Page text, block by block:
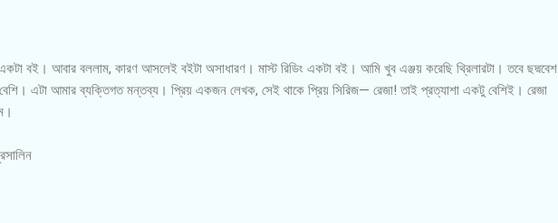
একটা বই। আবার বললাম, কারণ আসলেই বইটা অসাধারণ। মাস্ট রিডিং একটা বই। আমি খুব এঞ্জয় করেছি থ্রিলারটা। তবে ছদ্মবেশ
এটা আমার ব্যক্তিগত মন্তব্য। প্রিয় একজন লেখক, সেই থাকে প্রিয় সিরিজ— রেজা! তাই প্রত্যাশা একটু বেশিই। রেজা